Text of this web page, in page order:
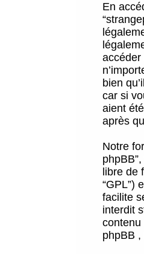
En
accéder
bien
car si
aient
après
Notre
libre de
“GPL”)
facilite
interdit
contenu
phpBB